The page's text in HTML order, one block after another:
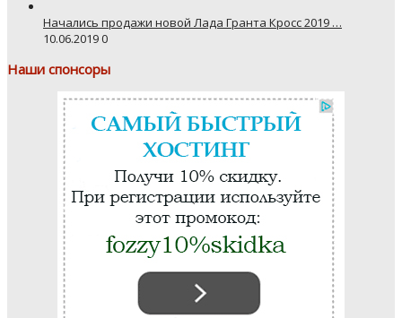
Начались продажи новой Лада Гранта Кросс 2019 …
10.06.20190
Наши спонсоры